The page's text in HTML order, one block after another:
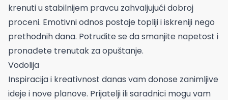
krenuti u stabilnijem pravcu zahvaljujući dobroj
proceni. Emotivni odnos postaje topliji i iskreniji nego
prethodnih dana. Potrudite se da smanjite napetost i
pronađete trenutak za opuštanje.
Vodolija
Inspiracija i kreativnost danas vam donose zanimljive
ideje i nove planove. Prijatelji ili saradnici mogu vam